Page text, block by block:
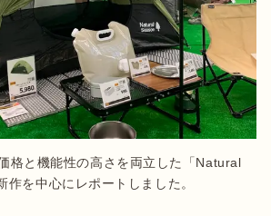
格と機能性の高さを両立した「Natural
を中心にレポートしました。